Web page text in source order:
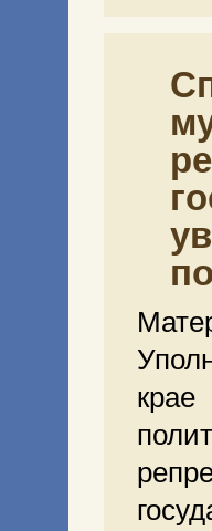
крае